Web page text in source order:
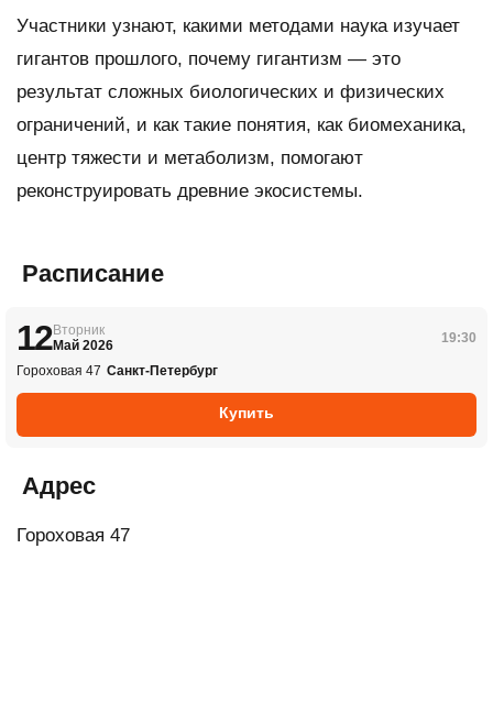
Участники узнают, какими методами наука изучает
гигантов прошлого, почему гигантизм — это
результат сложных биологических и физических
ограничений, и как такие понятия, как биомеханика,
центр тяжести и метаболизм, помогают
реконструировать древние экосистемы.
Расписание
12Вторник
Май 2026
Гороховая 47 Санкт-Петербург
19:30
Купить
Адрес
Гороховая 47